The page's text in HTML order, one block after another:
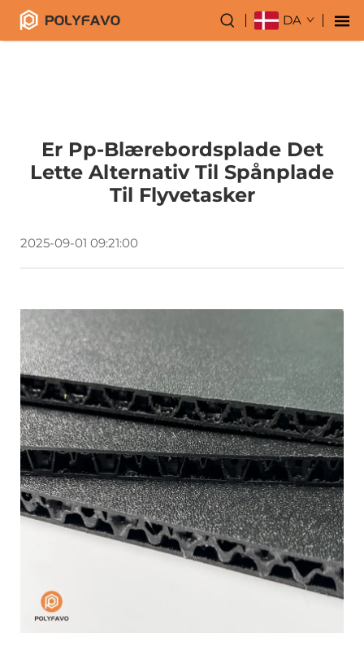
DA
Er Pp-Blærebordsplade Det
Lette Alternativ Til Spånplade
Til Flyvetasker
2025-09-01 09:21:00